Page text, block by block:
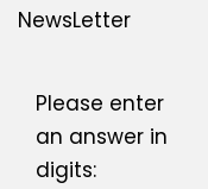
NewsLetter
Please enter
an answer in
digits: